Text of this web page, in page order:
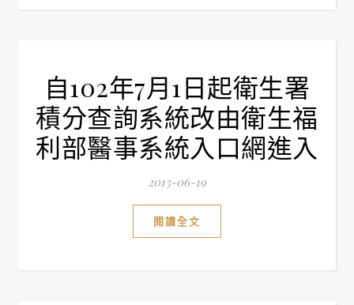
自102年7月1日起衛生署
積分查詢系統改由衛生福
利部醫事系統入口網進入
2013-06-19
閱讀全文